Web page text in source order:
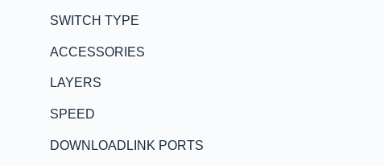
SWITCH TYPE
ACCESSORIES
LAYERS
SPEED
DOWNLOADLINK PORTS